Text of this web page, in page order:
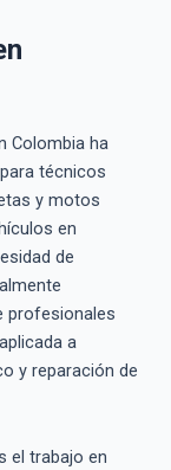
Colombia ha
técnicos
y motos
en
de
profesionales
a
y reparación de
el trabajo en